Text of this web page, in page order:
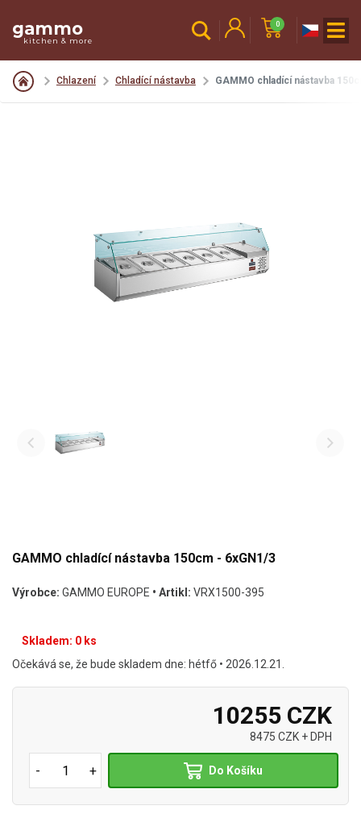
gammo
kitchen & more
0
Chlazení Chladící nástavba GAMMO chladící nástavba
GAMMO chladící nástavba 150cm - 6xGN1/3
Výrobce: GAMMO EUROPE • Artikl: VRX1500-395
Skladem: 0 ks
Očekává se, že bude skladem dne: hétfő • 2026.12.21.
10255 CZK
8475 CZK + DPH
- + Do Košíku